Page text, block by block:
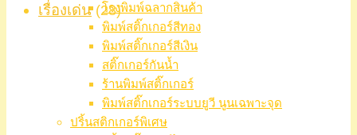
โรงพิมพ์ฉลากสินค้า
พิมพ์สติ๊กเกอร์สีทอง
พิมพ์สติ๊กเกอร์สีเงิน
สติ๊กเกอร์กันน้ำ
ร้านพิมพ์สติ๊กเกอร์
พิมพ์สติ๊กเกอร์ระบบยูวี นูนเฉพาะจุด
ปริ้นสติกเกอร์พิเศษ
เรื่องเด่น(28)